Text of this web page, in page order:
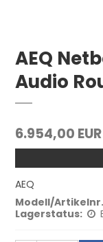
AEQ
Audio
6.954,00 EUR
AEQ
Modell/
Lagerstatus: